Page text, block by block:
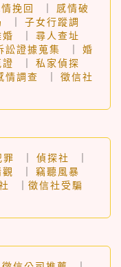
挽回 ｜ 感情破
｜ 子女行蹤調
｜ 尋人查址
訟證據蒐集 ｜ 婚
｜ 私家偵探
情調查 ｜ 徵信社
罪 ｜ 偵探社
｜
｜ 竊聽風暴
｜ 徵信社受騙